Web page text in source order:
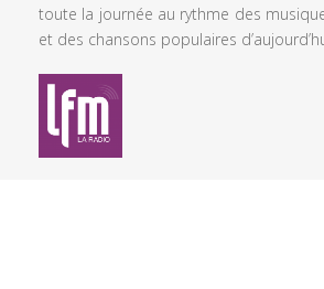
toute la journée au rythme des
et des chansons populaires